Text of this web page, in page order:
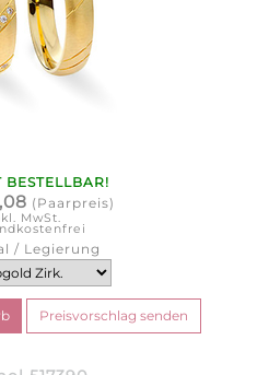
BESTELLBAR!
(Paarpreis)
MwSt.
/ Legierung